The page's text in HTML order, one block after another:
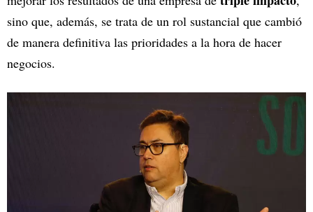
sino que, además, se trata de un rol sustancial que cambió
de manera definitiva las prioridades a la hora de hacer
negocios.